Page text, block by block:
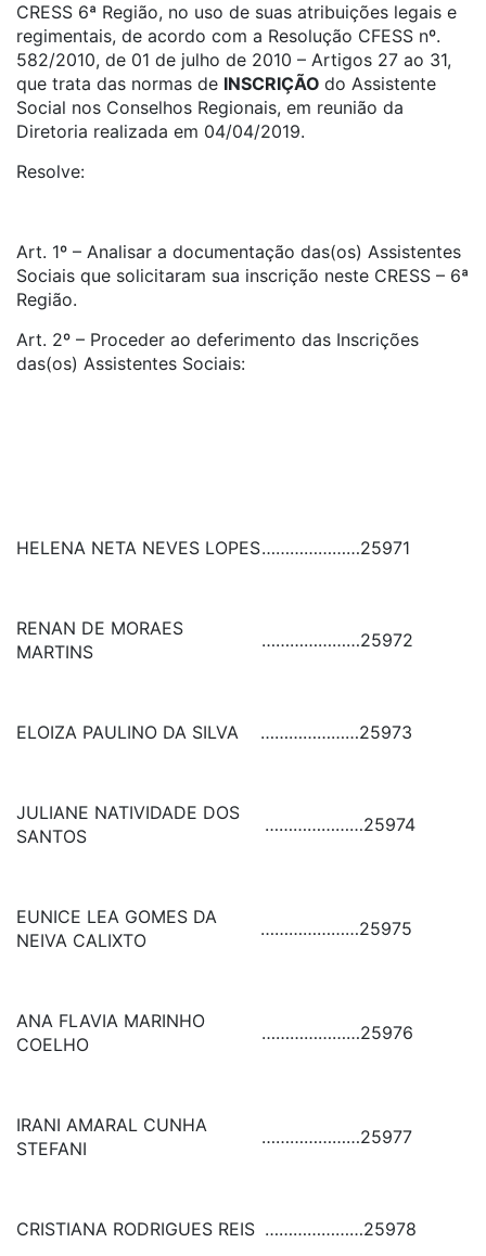
CRESS 6ª Região, no uso de suas atribuições legais e
regimentais, de acordo com a Resolução CFESS nº.
582/2010, de 01 de julho de 2010 – Artigos 27 ao 31,
que trata das normas de INSCRIÇÃO do Assistente
Social nos Conselhos Regionais, em reunião da
Diretoria realizada em 04/04/2019.
Resolve:
Art. 1º – Analisar a documentação das(os) Assistentes
Sociais que solicitaram sua inscrição neste CRESS – 6ª
Região.
Art. 2º – Proceder ao deferimento das Inscrições
das(os) Assistentes Sociais:
HELENA NETA NEVES LOPES…………………25971
RENAN DE MORAES
MARTINS
…………………25972
ELOIZA PAULINO DA SILVA …………………25973
JULIANE NATIVIDADE DOS
SANTOS
…………………25974
EUNICE LEA GOMES DA
NEIVA CALIXTO
…………………25975
ANA FLAVIA MARINHO
COELHO
…………………25976
IRANI AMARAL CUNHA
STEFANI
…………………25977
CRISTIANA RODRIGUES REIS …………………25978